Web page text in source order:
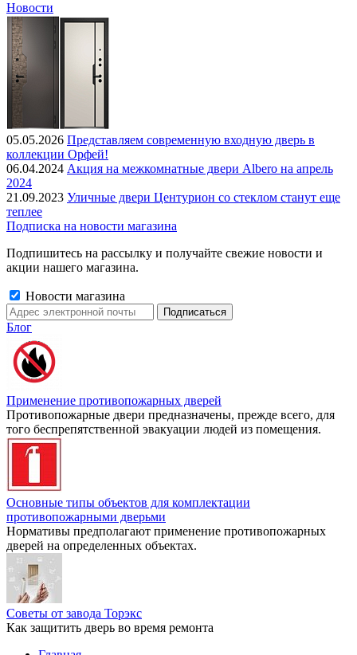
Новости
05.05.2026 Представляем современную входную дверь в
коллекции Орфей!
06.04.2024 Акция на межкомнатные двери Albero на апрель
2024
21.09.2023 Уличные двери Центурион со стеклом станут еще
теплее
Подписка на новости магазина
Подпишитесь на рассылку и получайте свежие новости и
акции нашего магазина.
Новости магазина
Блог
Применение противопожарных дверей
Противопожарные двери предназначены, прежде всего, для
того беспрепятственной эвакуации людей из помещения.
Основные типы объектов для комплектации
противопожарными дверьми
Нормативы предполагают применение противопожарных
дверей на определенных объектах.
Советы от завода Торэкс
Как защитить дверь во время ремонта